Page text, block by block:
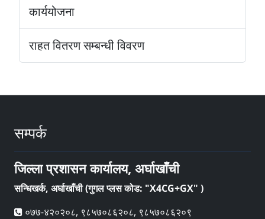
कार्ययोजना
राहत वितरण सम्बन्धी विवरण
सम्पर्क
जिल्ला प्रशासन कार्यालय, अर्घाखाँची
सन्धिखर्क, अर्घाखाँची (गुगल प्लस कोड: "X4CG+GX" )
०७७-४२०२०८, ९८५७०८६२०८, ९८५७०८६२०९